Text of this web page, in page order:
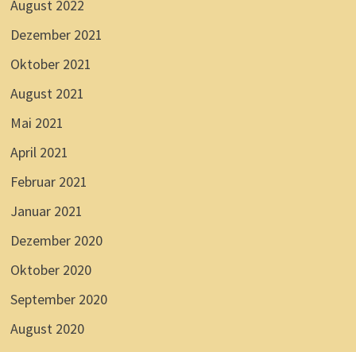
August 2022
Dezember 2021
Oktober 2021
August 2021
Mai 2021
April 2021
Februar 2021
Januar 2021
Dezember 2020
Oktober 2020
September 2020
August 2020